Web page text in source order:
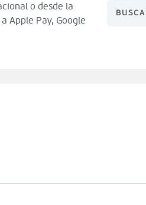
o desde la
Apple Pay, Google